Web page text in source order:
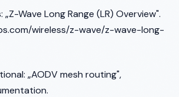
Wave Long Range (LR) Overview".
wireless/z-wave/z-wave-long-
„AODV mesh routing",